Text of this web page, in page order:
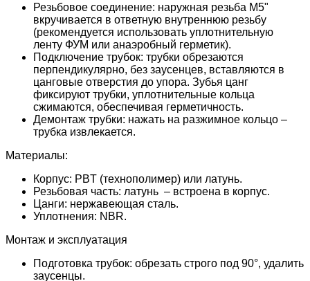
Резьбовое соединение: наружная резьба М5"
вкручивается в ответную внутреннюю резьбу
(рекомендуется использовать уплотнительную
ленту ФУМ или анаэробный герметик).
Подключение трубок: трубки обрезаются
перпендикулярно, без заусенцев, вставляются в
цанговые отверстия до упора. Зубья цанг
фиксируют трубки, уплотнительные кольца
сжимаются, обеспечивая герметичность.
Демонтаж трубки: нажать на разжимное кольцо –
трубка извлекается.
Материалы:
Корпус: PBT (технополимер) или латунь.
Резьбовая часть: латунь – встроена в корпус.
Цанги: нержавеющая сталь.
Уплотнения: NBR.
Монтаж и эксплуатация
Подготовка трубок: обрезать строго под 90°, удалить
заусенцы.